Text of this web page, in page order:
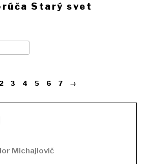
Starý svet
2 3 4 5 6 7 →
Michajlovič